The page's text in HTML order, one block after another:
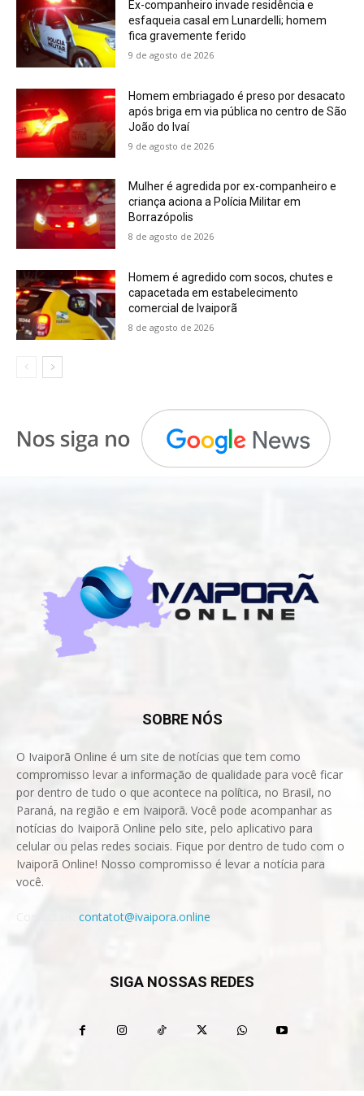
Ex-companheiro invade residência e
esfaqueia casal em Lunardelli; homem
fica gravemente ferido
9 de agosto de 2026
Homem embriagado é preso por desacato
após briga em via pública no centro de São
João do Ivaí
9 de agosto de 2026
Mulher é agredida por ex-companheiro e
criança aciona a Polícia Militar em
Borrazópolis
8 de agosto de 2026
Homem é agredido com socos, chutes e
capacetada em estabelecimento
comercial de Ivaiporã
8 de agosto de 2026
SOBRE NÓS
O Ivaiporã Online é um site de notícias que tem como
compromisso levar a informação de qualidade para você ficar
por dentro de tudo o que acontece na política, no Brasil, no
Paraná, na região e em Ivaiporã. Você pode acompanhar as
notícias do Ivaiporã Online pelo site, pelo aplicativo para
celular ou pelas redes sociais. Fique por dentro de tudo com o
Ivaiporã Online! Nosso compromisso é levar a notícia para
você.
contatot@ivaipora.online
SIGA NOSSAS REDES